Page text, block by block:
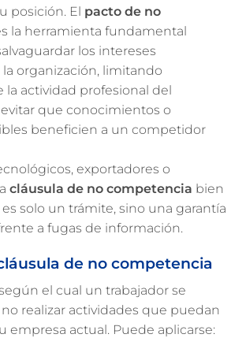
posición. El pacto de no
la herramienta fundamental
los intereses
organización, limitando
actividad profesional del
que conocimientos o
beneficien a un competidor
exportadores o
cláusula de no competencia bien
solo un trámite, sino una garantía
a fugas de información.
de no competencia
el cual un trabajador se
realizar actividades que puedan
empresa actual. Puede aplicarse: